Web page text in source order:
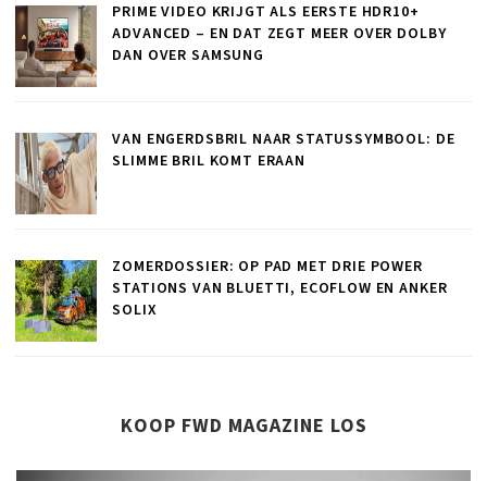
PRIME VIDEO KRIJGT ALS EERSTE HDR10+
ADVANCED – EN DAT ZEGT MEER OVER DOLBY
DAN OVER SAMSUNG
VAN ENGERDSBRIL NAAR STATUSSYMBOOL: DE
SLIMME BRIL KOMT ERAAN
ZOMERDOSSIER: OP PAD MET DRIE POWER
STATIONS VAN BLUETTI, ECOFLOW EN ANKER
SOLIX
KOOP FWD MAGAZINE LOS